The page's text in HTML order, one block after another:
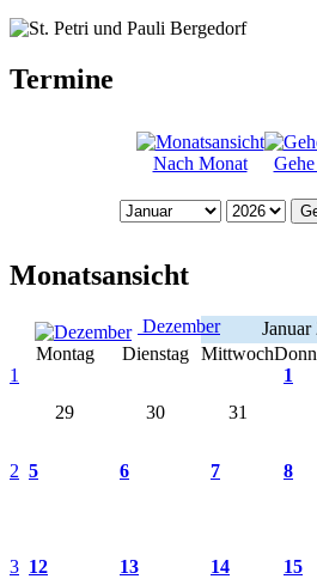
Termine
Nach Monat
Monatsansicht
Dezember Januar
Montag
Dienstag Mittwoch
1
29
30 31
1
2 5 6 7 8
3 12 13 14 15